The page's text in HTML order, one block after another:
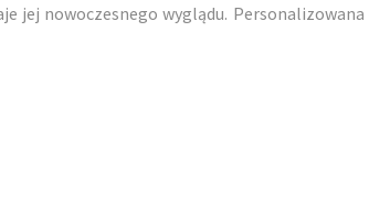
nowoczesnego wyglądu.